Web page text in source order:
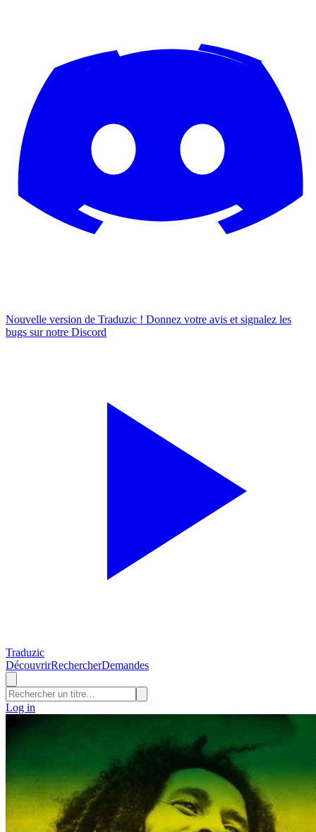
Nouvelle version de Traduzic ! Donnez votre avis et signalez les
bugs sur notre Discord
Traduzic
DécouvrirRechercherDemandes
Log in